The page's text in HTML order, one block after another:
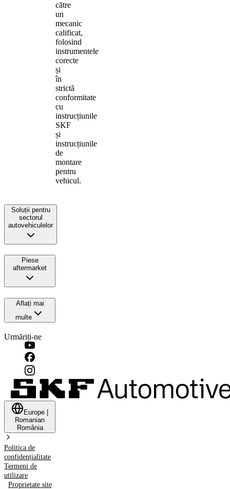
către
un
mecanic
calificat,
folosind
instrumentele
corecte
și
în
strictă
conformitate
cu
instrucțiunile
SKF
și
instrucțiunile
de
montare
pentru
vehicul.
Soluții pentru
sectorul
autovehiculelor
Piese
aftermarket
Aflați mai
multe
Urmăriți-ne
Europe
Romanian
România
Politica de
confidențialitate
Termeni de
utilizare
Proprietate site